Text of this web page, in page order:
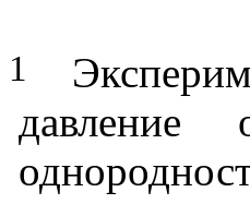
1
давление